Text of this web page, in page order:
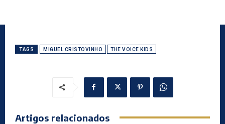
TAGS MIGUEL CRISTOVINHO THE VOICE KIDS
Artigos relacionados